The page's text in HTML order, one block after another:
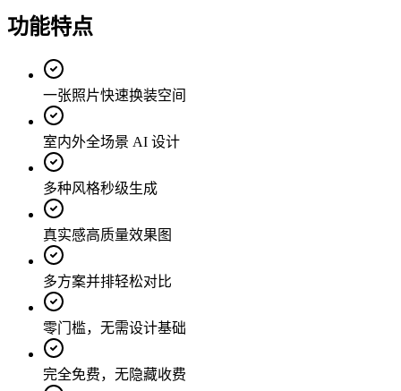
功能特点
一张照片快速换装空间
室内外全场景 AI 设计
多种风格秒级生成
真实感高质量效果图
多方案并排轻松对比
零门槛，无需设计基础
完全免费，无隐藏收费